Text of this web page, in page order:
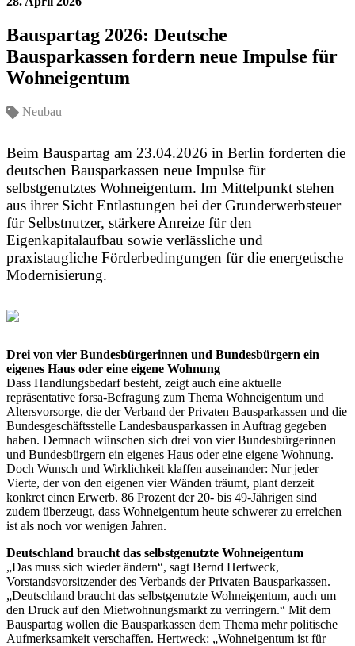
Bauspartag 2026: Deutsche
Bausparkassen fordern neue Impulse für
Wohneigentum
Neubau
Beim Bauspartag am 23.04.2026 in Berlin forderten die
deutschen Bausparkassen neue Impulse für
selbstgenutztes Wohneigentum. Im Mittelpunkt stehen
aus ihrer Sicht Entlastungen bei der Grunderwerbsteuer
für Selbstnutzer, stärkere Anreize für den
Eigenkapitalaufbau sowie verlässliche und
praxistaugliche Förderbedingungen für die energetische
Modernisierung.
Drei von vier Bundesbürgerinnen und Bundesbürgern ein
eigenes Haus oder eine eigene Wohnung
Dass Handlungsbedarf besteht, zeigt auch eine aktuelle
repräsentative forsa-Befragung zum Thema Wohneigentum und
Altersvorsorge, die der Verband der Privaten Bausparkassen und die
Bundesgeschäftsstelle Landesbausparkassen in Auftrag gegeben
haben. Demnach wünschen sich drei von vier Bundesbürgerinnen
und Bundesbürgern ein eigenes Haus oder eine eigene Wohnung.
Doch Wunsch und Wirklichkeit klaffen auseinander: Nur jeder
Vierte, der von den eigenen vier Wänden träumt, plant derzeit
konkret einen Erwerb. 86 Prozent der 20- bis 49-Jährigen sind
zudem überzeugt, dass Wohneigentum heute schwerer zu erreichen
ist als noch vor wenigen Jahren.
Deutschland braucht das selbstgenutzte Wohneigentum
„Das muss sich wieder ändern“, sagt Bernd Hertweck,
Vorstandsvorsitzender des Verbands der Privaten Bausparkassen.
„Deutschland braucht das selbstgenutzte Wohneigentum, auch um
den Druck auf den Mietwohnungsmarkt zu verringern.“ Mit dem
Bauspartag wollen die Bausparkassen dem Thema mehr politische
Aufmerksamkeit verschaffen. Hertweck: „Wohneigentum ist für